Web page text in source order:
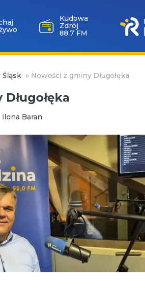
Kudowa
Zdrój
88.7 FM
Śląsk » Nowości z gminy Długołęka
Ilona Baran